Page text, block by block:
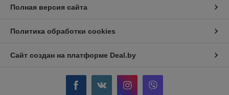
Полная версия сайта
Политика обработки cookies
Сайт создан на платформе Deal.by